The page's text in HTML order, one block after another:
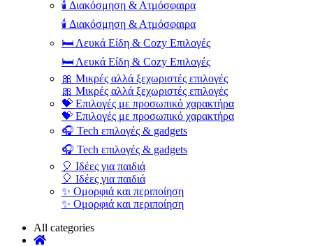
🕯️ Διακόσμηση & Ατμόσφαιρα
🕯️ Διακόσμηση & Ατμόσφαιρα
🛏️ Λευκά Είδη & Cozy Επιλογές
🛏️ Λευκά Είδη & Cozy Επιλογές
🎀 Μικρές αλλά ξεχωριστές επιλογές
🎀 Μικρές αλλά ξεχωριστές επιλογές
💝 Επιλογές με προσωπικό χαρακτήρα
💝 Επιλογές με προσωπικό χαρακτήρα
🎧 Tech επιλογές & gadgets
🎧 Tech επιλογές & gadgets
🎈 Ιδέες για παιδιά
🎈 Ιδέες για παιδιά
✨ Ομορφιά και περιποίηση
✨ Ομορφιά και περιποίηση
All categories